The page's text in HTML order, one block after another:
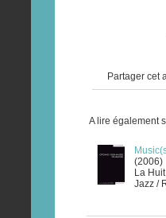
Partager cet
A lire également
(2006)
La Huit
Jazz /